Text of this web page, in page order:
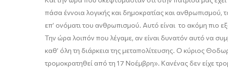
πάσα έννοια λογικής και δημοκρατίας και ανθρωπισμού, τ
επ’ ονόματι του ανθρωπισμού. Αυτό είναι το ακόμη πιο
Την ώρα λοιπόν που λέγαμε, αν είναι δυνατόν αυτό να
καθ’ όλη τη διάρκεια της μεταπολίτευσης. Ο κύριος
τρομοκρατηθεί από τη 17 Νοέμβρη». Κανένας δεν είχε